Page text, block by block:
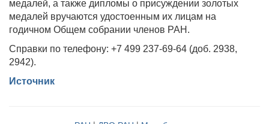
медалей, а также дипломы о присуждении золотых
медалей вручаются удостоенным их лицам на
годичном Общем собрании членов РАН.
Справки по телефону: +7 499 237-69-64 (доб. 2938,
2942).
Источник